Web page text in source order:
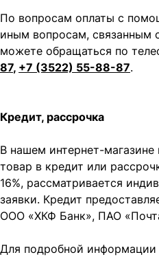
По вопросам оплаты с
иным вопросам, связанным
можете обращаться по
87, +7 (3522) 55-88-87.
Кредит, рассрочка
В нашем интернет-
товар в кредит или
16%, рассматривается
заявки. Кредит
ООО «ХКФ Банк», ПАО
Для подробной